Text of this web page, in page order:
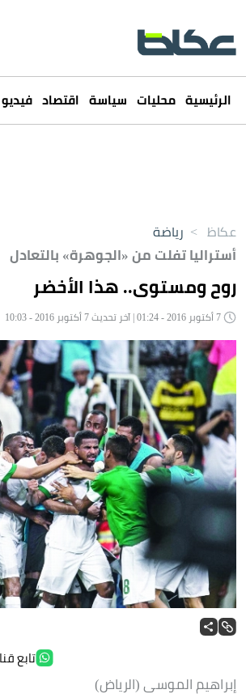
الرئيسية محليات سياسة اقتصاد فيديو
عكاظ > رياضة
أستراليا تفلت من «الجوهرة» بالتعادل
روح ومستوى.. هذا الأخضر
تابع
إبراهيم الموسى (الرياض)